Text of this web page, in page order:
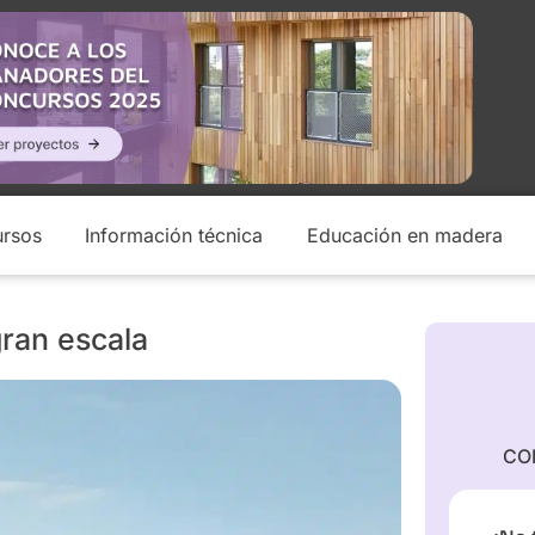
Información técnica Educación en madera
escala